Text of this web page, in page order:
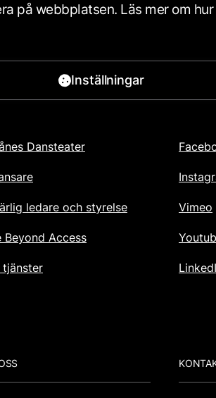
Dansteater
ledare och styrelse
Beyond Access
tjänster
FÖLJ
Vimeo
på webbplatsen. Läs mer om hur
Inställningar